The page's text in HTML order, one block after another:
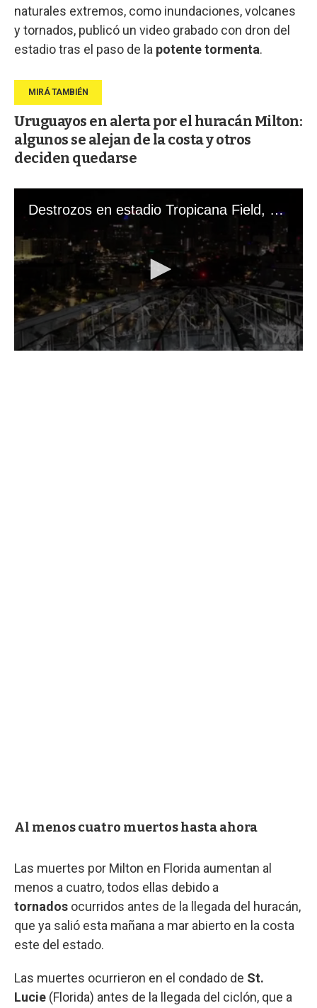
naturales extremos, como inundaciones, volcanes
y tornados, publicó un video grabado con dron del
estadio tras el paso de la potente tormenta.
Uruguayos en alerta por el huracán Milton:
algunos se alejan de la costa y otros
deciden quedarse
Al menos cuatro muertos hasta ahora
Las muertes por Milton en Florida aumentan al
menos a cuatro, todos ellas debido a
tornados ocurridos antes de la llegada del huracán,
que ya salió esta mañana a mar abierto en la costa
este del estado.
Las muertes ocurrieron en el condado de St.
Lucie (Florida) antes de la llegada del ciclón, que a